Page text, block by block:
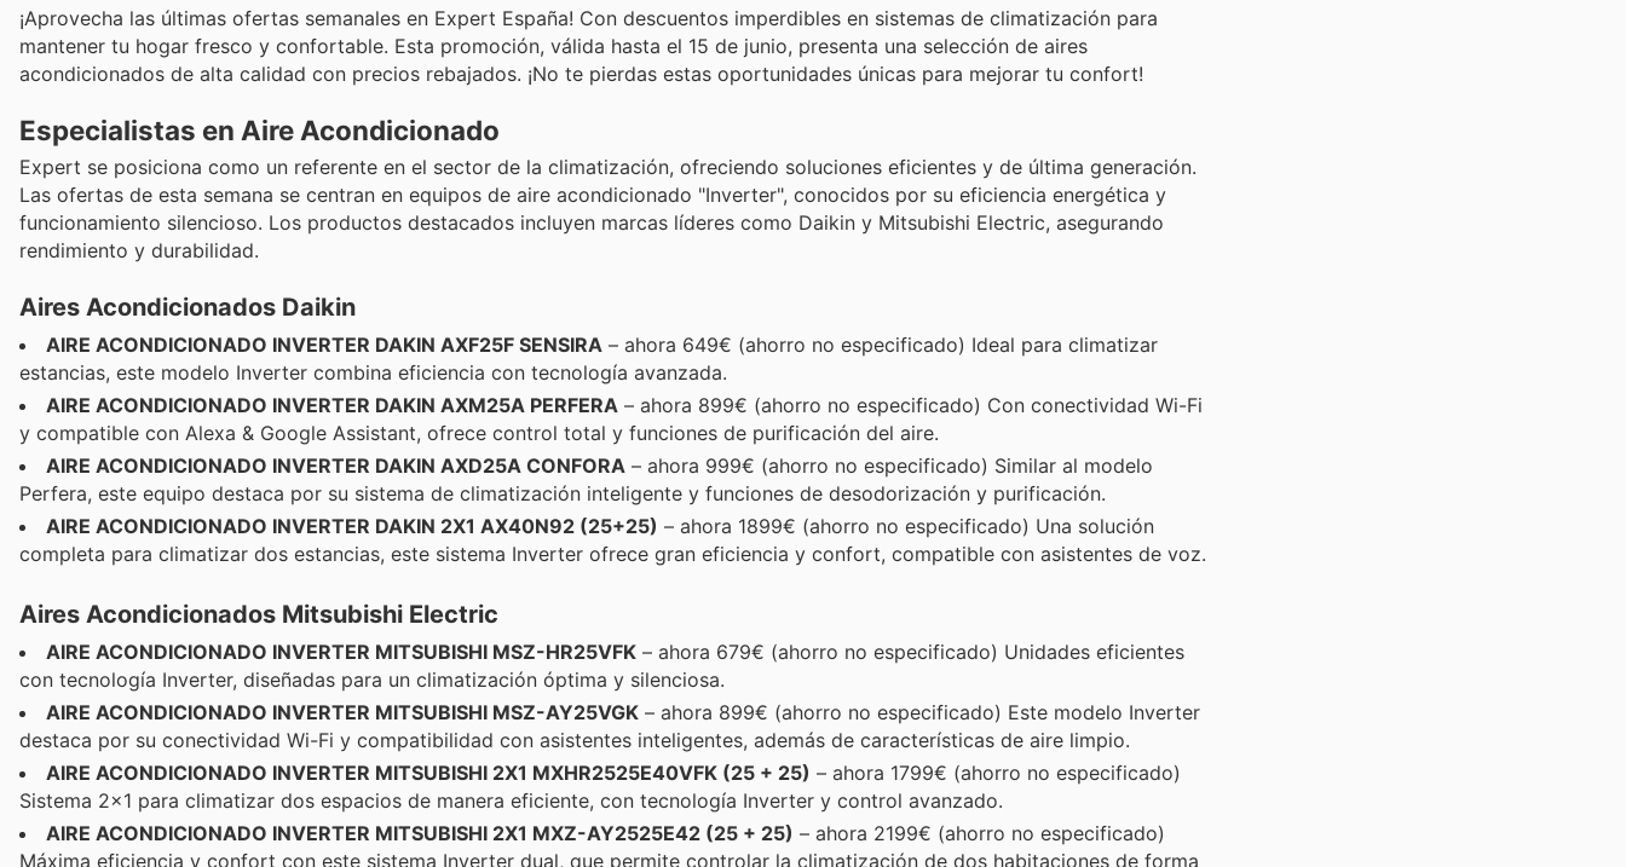
¡Aprovecha las últimas ofertas semanales en Expert España! Con descuentos imperdibles en sistemas de climatización para
mantener tu hogar fresco y confortable. Esta promoción, válida hasta el 15 de junio, presenta una selección de aires
acondicionados de alta calidad con precios rebajados. ¡No te pierdas estas oportunidades únicas para mejorar tu confort!
Especialistas en Aire Acondicionado
Expert se posiciona como un referente en el sector de la climatización, ofreciendo soluciones eficientes y de última generación.
Las ofertas de esta semana se centran en equipos de aire acondicionado "Inverter", conocidos por su eficiencia energética y
funcionamiento silencioso. Los productos destacados incluyen marcas líderes como Daikin y Mitsubishi Electric, asegurando
rendimiento y durabilidad.
Aires Acondicionados Daikin
AIRE ACONDICIONADO INVERTER DAKIN AXF25F SENSIRA – ahora 649€ (ahorro no especificado) Ideal para climatizar
estancias, este modelo Inverter combina eficiencia con tecnología avanzada.
AIRE ACONDICIONADO INVERTER DAKIN AXM25A PERFERA – ahora 899€ (ahorro no especificado) Con conectividad Wi-Fi
y compatible con Alexa & Google Assistant, ofrece control total y funciones de purificación del aire.
AIRE ACONDICIONADO INVERTER DAKIN AXD25A CONFORA – ahora 999€ (ahorro no especificado) Similar al modelo
Perfera, este equipo destaca por su sistema de climatización inteligente y funciones de desodorización y purificación.
AIRE ACONDICIONADO INVERTER DAKIN 2X1 AX40N92 (25+25) – ahora 1899€ (ahorro no especificado) Una solución
completa para climatizar dos estancias, este sistema Inverter ofrece gran eficiencia y confort, compatible con asistentes de voz.
Aires Acondicionados Mitsubishi Electric
AIRE ACONDICIONADO INVERTER MITSUBISHI MSZ-HR25VFK – ahora 679€ (ahorro no especificado) Unidades eficientes
con tecnología Inverter, diseñadas para un climatización óptima y silenciosa.
AIRE ACONDICIONADO INVERTER MITSUBISHI MSZ-AY25VGK – ahora 899€ (ahorro no especificado) Este modelo Inverter
destaca por su conectividad Wi-Fi y compatibilidad con asistentes inteligentes, además de características de aire limpio.
AIRE ACONDICIONADO INVERTER MITSUBISHI 2X1 MXHR2525E40VFK (25 + 25) – ahora 1799€ (ahorro no especificado)
Sistema 2x1 para climatizar dos espacios de manera eficiente, con tecnología Inverter y control avanzado.
AIRE ACONDICIONADO INVERTER MITSUBISHI 2X1 MXZ-AY2525E42 (25 + 25) – ahora 2199€ (ahorro no especificado)
Máxima eficiencia y confort con este sistema Inverter dual, que permite controlar la climatización de dos habitaciones de forma